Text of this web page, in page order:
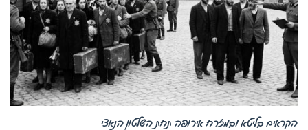
הקראים בליטא ובמזרח אירופה תחת השלטון הנאצי